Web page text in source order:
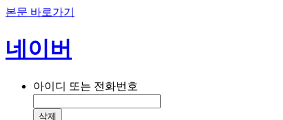
본문 바로가기
네이버
아이디 또는 전화번호
삭제